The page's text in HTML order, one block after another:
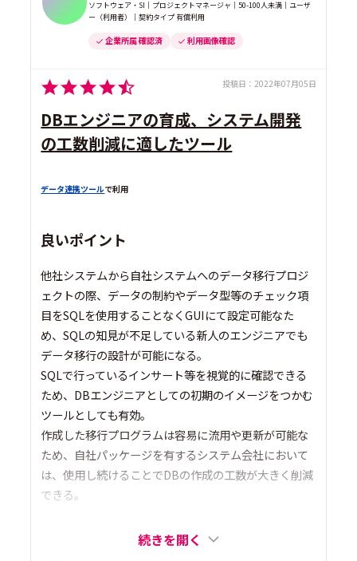
ソフトウェア・SI｜プロジェクトマネージャ｜50-100人未満｜ユーザ
ー（利用者）｜契約タイプ 有償利用
企業所属 確認済 利用画像確認
投稿日： 2022年07月05日
DBエンジニアの育成、システム開発
の工数削減に適したツール
データ連携ツールで利用
良いポイント
他社システムから自社システムへのデータ移行プロジ
ェクトの際、データの制約やデータ型等のチェック項
目をSQLを使用することなくGUIにて設定可能なた
め、SQLの知見が不足している新人のエンジニアでも
データ移行の設計が可能になる。
SQLで行っているインサート等を視覚的に確認できる
ため、DBエンジニアとしての初期のイメージをつかむ
ツールとしても有効。
作成した移行プログラムは容易に流用や更新が可能な
ため、自社パッケージを有するシステム会社において
は、使用し続けることでDBの作成の工数が大きく削減
できる。
続きを開く